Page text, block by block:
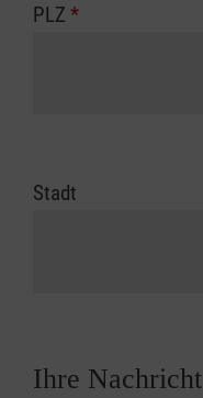
PLZ *
Stadt
Ihre Nachricht